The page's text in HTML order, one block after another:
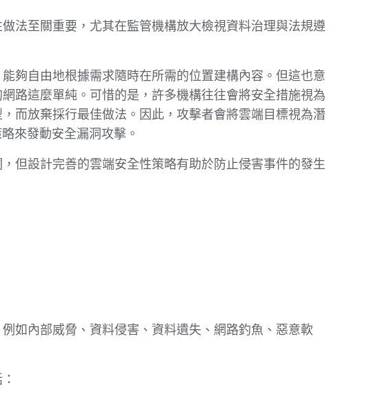
法至關重要，尤其在監管機構放大檢視資料治理與法規遵
夠自由地根據需求隨時在所需的位置建構內容。但這也意
路這麼單純。可惜的是，許多機構往往會將安全措施視為
而放棄採行最佳做法。因此，攻擊者會將雲端目標視為潛
來發動安全漏洞攻擊。
但設計完善的雲端安全性策略有助於防止侵害事件的發生
如內部威脅、資料侵害、資料遺失、網路釣魚、惡意軟